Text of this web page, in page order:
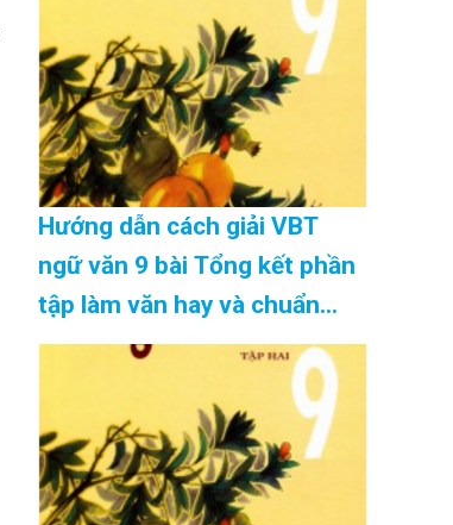
Hướng dẫn cách giải VBT
ngữ văn 9 bài Tổng kết phần
tập làm văn hay và chuẩn
nhất Cập Nhật 08/2026